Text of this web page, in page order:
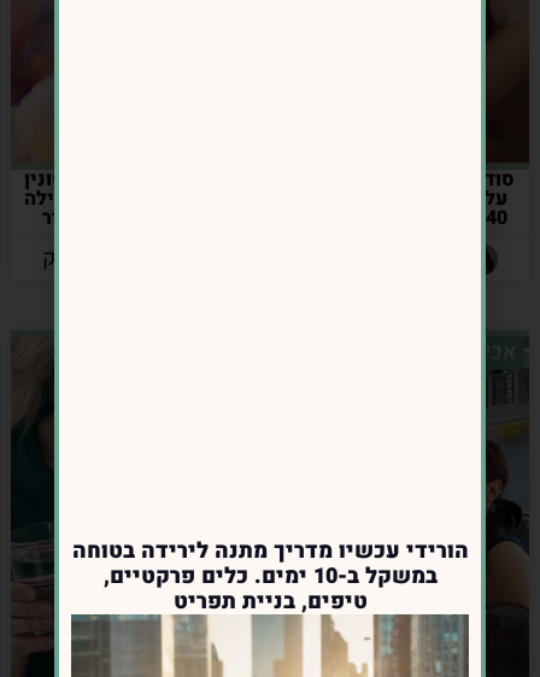
סודות של נשים ששומרות
על משקל תקין אחרי גיל
40- מה הן עושות אחרת?
הקשר בין דופמין, סרוטונין
ומנגנוני תגמול לבין אכילה
רגשית ואיך להשתחרר
מאת: אינס נרושק
אכילה רגשית
הורידי עכשיו מדריך מתנה לירידה בטוחה
במשקל ב-10 ימים. כלים פרקטיים,
טיפים, בניית תפריט